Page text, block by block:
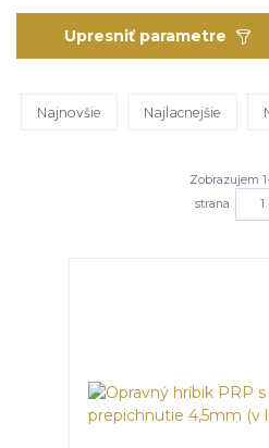
Upresniť parametre
Najnovšie Najlacnejšie
Zobrazujem
strana